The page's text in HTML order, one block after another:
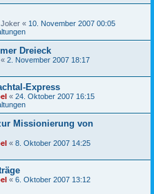
Joker « 10. November 2007 00:05
Dreieck
« 2. November 2007 18:17
Express
« 24. Oktober 2007 16:15
Missionierung von
« 8. Oktober 2007 14:25
« 6. Oktober 2007 13:12